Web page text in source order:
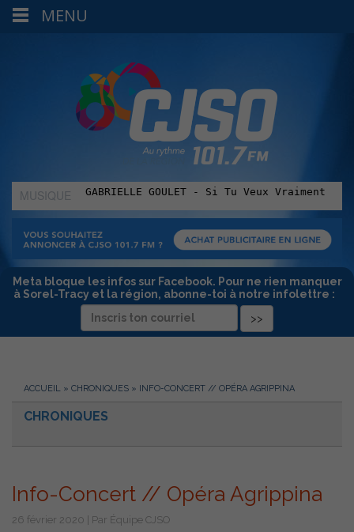
MUSIQUE
:
Meta bloque les infos sur Facebook. Pour ne rien manquer
à Sorel-Tracy et la région, abonne-toi à notre infolettre :
ACCUEIL » CHRONIQUES » INFO-CONCERT // OPÉRA AGRIPPINA
CHRONIQUES
Info-Concert // Opéra Agrippina
26 février 2020 | Par Équipe CJSO
MENU